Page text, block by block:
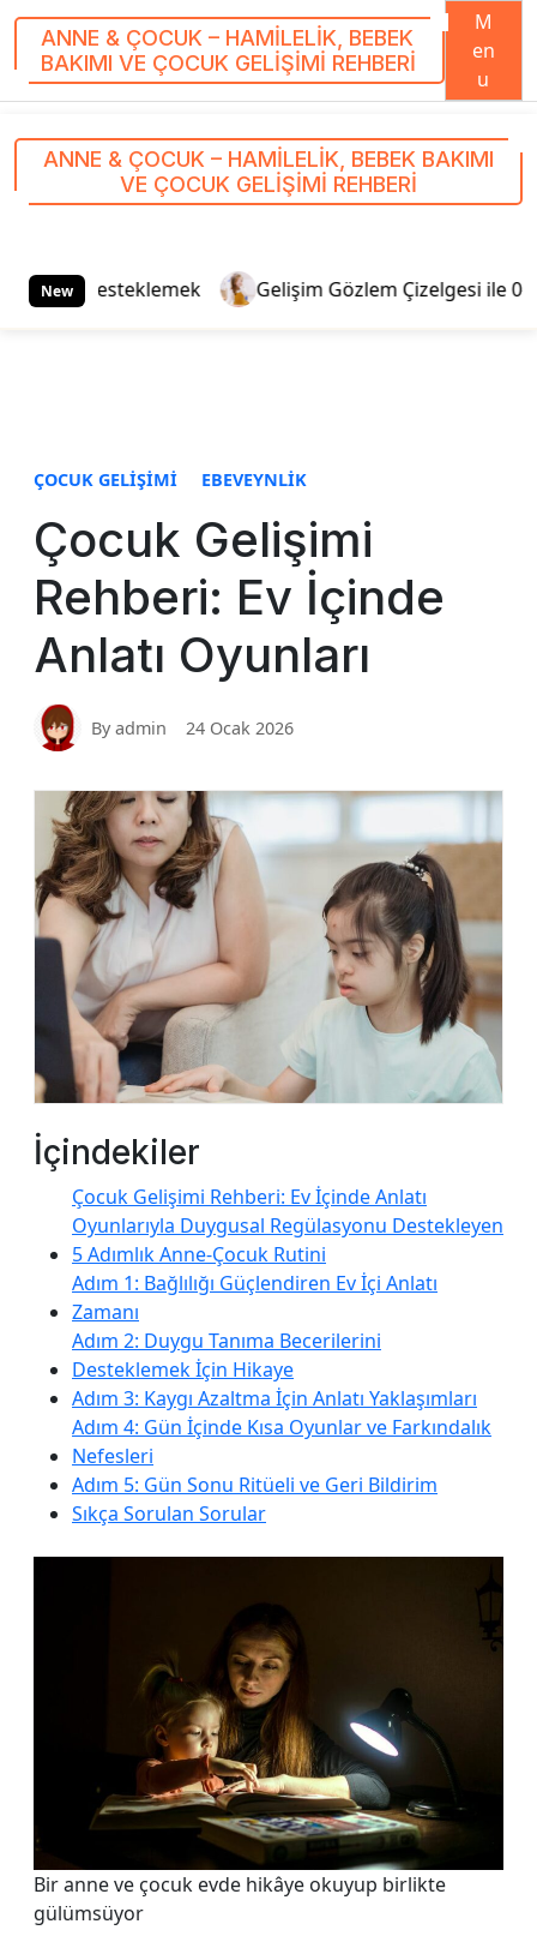
ANNE & ÇOCUK – HAMILELIK, BEBEK
BAKIMI VE ÇOCUK GELIŞIMI REHBERI
M
en
u
ANNE & ÇOCUK – HAMILELIK, BEBEK BAKIMI
VE ÇOCUK GELIŞIMI REHBERI
New Gelişim Gözlem Çizelgesi ile 0-5 Yaş Takibi:
ÇOCUK GELIŞIMI EBEVEYNLIK
Çocuk Gelişimi
Rehberi: Ev İçinde
Anlatı Oyunları
By admin 24 Ocak 2026
İçindekiler
Çocuk Gelişimi Rehberi: Ev İçinde Anlatı
Oyunlarıyla Duygusal Regülasyonu Destekleyen
5 Adımlık Anne‑Çocuk Rutini
Adım 1: Bağlılığı Güçlendiren Ev İçi Anlatı
Zamanı
Adım 2: Duygu Tanıma Becerilerini
Desteklemek İçin Hikaye
Adım 3: Kaygı Azaltma İçin Anlatı Yaklaşımları
Adım 4: Gün İçinde Kısa Oyunlar ve Farkındalık
Nefesleri
Adım 5: Gün Sonu Ritüeli ve Geri Bildirim
Sıkça Sorulan Sorular
Bir anne ve çocuk evde hikâye okuyup birlikte
gülümsüyor